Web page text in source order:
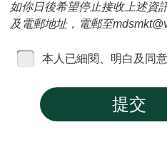
如你日後希望停止接收上述資
及電郵地址，電郵至
本人已細閱、明白及同意
提交